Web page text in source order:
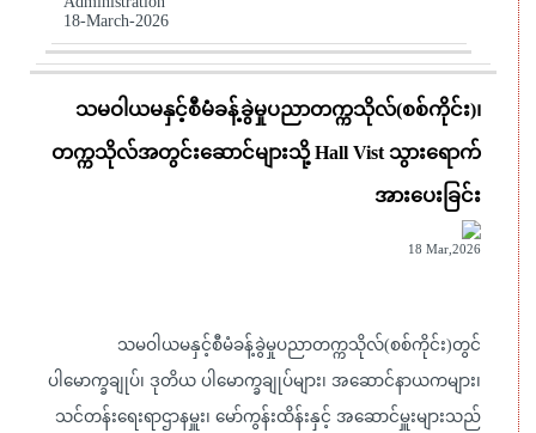
18-March-2026
သမဝါယမနှင့်စီမံခန့်ခွဲမှုပညာတက္ကသိုလ်(စစ်ကိုင်း)၊
တက္ကသိုလ်အတွင်းဆောင်များသို့ Hall Vist သွားရောက်
အားပေးခြင်း
18 Mar,2026
သမဝါယမနှင့်စီမံခန့်ခွဲမှုပညာတက္ကသိုလ်(စစ်ကိုင်း)တွင်
ပါမောက္ခချုပ်၊ ဒုတိယ ပါမောက္ခချုပ်များ၊ အဆောင်နာယကများ၊
သင်တန်းရေးရာဌာနမှူး၊ မော်ကွန်းထိန်းနှင့် အဆောင်မှူးများသည်